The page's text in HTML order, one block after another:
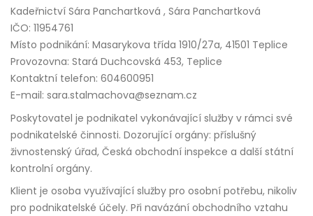
Kadeřnictví Sára Panchartková , Sára Panchartková
IČO: 11954761
Místo podnikání: Masarykova třída 1910/27a, 41501 Teplice
Provozovna: Stará Duchcovská 453, Teplice
Kontaktní telefon: 604600951
E-mail: sara.stalmachova@seznam.cz
Poskytovatel je podnikatel vykonávající služby v rámci své
podnikatelské činnosti. Dozorující orgány: příslušný
živnostenský úřad, Česká obchodní inspekce a další státní
kontrolní orgány.
Klient je osoba využívající služby pro osobní potřebu, nikoliv
pro podnikatelské účely. Při navázání obchodního vztahu